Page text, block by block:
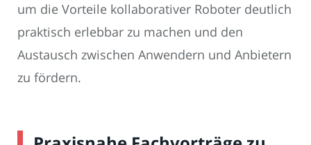
um die Vorteile kollaborativer Roboter deutlich
praktisch erlebbar zu machen und den
Austausch zwischen Anwendern und Anbietern
zu fördern.